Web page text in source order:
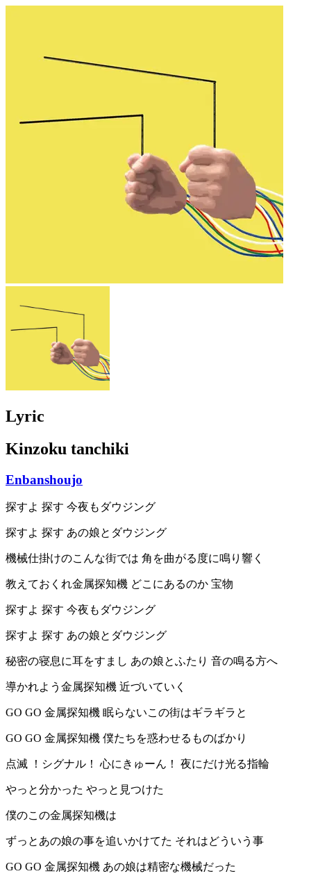
Lyric
Kinzoku tanchiki
Enbanshoujo
探すよ 探す 今夜もダウジング
探すよ 探す あの娘とダウジング
機械仕掛けのこんな街では 角を曲がる度に鳴り響く
教えておくれ金属探知機 どこにあるのか 宝物
探すよ 探す 今夜もダウジング
探すよ 探す あの娘とダウジング
秘密の寝息に耳をすまし あの娘とふたり 音の鳴る方へ
導かれよう金属探知機 近づいていく
GO GO 金属探知機 眠らないこの街はギラギラと
GO GO 金属探知機 僕たちを惑わせるものばかり
点滅 ！シグナル！ 心にきゅーん！ 夜にだけ光る指輪
やっと分かった やっと見つけた
僕のこの金属探知機は
ずっとあの娘の事を追いかけてた それはどういう事
GO GO 金属探知機 あの娘は精密な機械だった